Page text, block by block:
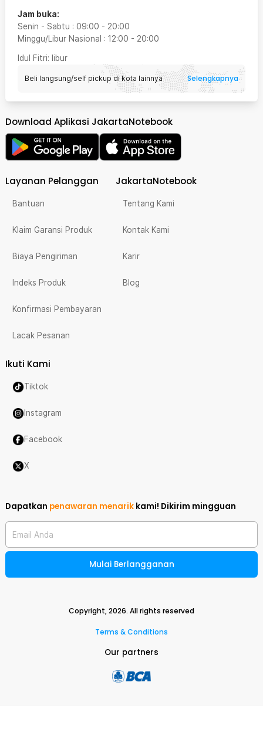
Jam buka:
Senin - Sabtu : 09:00 - 20:00
Minggu/Libur Nasional : 12:00 - 20:00
Idul Fitri: libur
Beli langsung/self pickup di kota lainnya Selengkapnya
Download Aplikasi JakartaNotebook
Layanan Pelanggan
Bantuan
Klaim Garansi Produk
Biaya Pengiriman
Indeks Produk
Konfirmasi Pembayaran
Lacak Pesanan
JakartaNotebook
Tentang Kami
Kontak Kami
Karir
Blog
Ikuti Kami
Tiktok
Instagram
Facebook
X
Dapatkan penawaran menarik kami! Dikirim mingguan
Email Anda
Mulai Berlangganan
Copyright,2026. All rights reserved
Terms & Conditions
Our partners